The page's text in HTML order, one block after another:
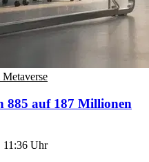
885 auf 187 Millionen
11:36 Uhr